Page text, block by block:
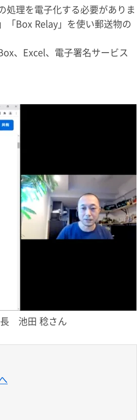
処理を電子化する必要がありま
「Box Relay」を使い郵送物の
、Excel、電子署名サービス
長 池田 稔さん